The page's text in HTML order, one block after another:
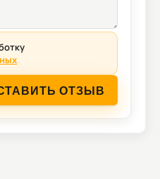
ОТЗЫВ